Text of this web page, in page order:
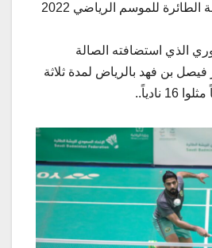
للدوري الممتاز للريشة الطائرة للموسم الرياضي 2022
الذي استضافته الصالة
فيصل بن فهد بالرياض لمدة ثلاثة